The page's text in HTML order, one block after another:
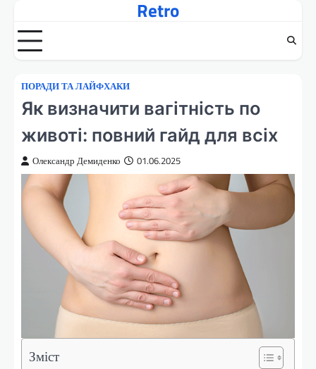
вмісту
Retro
ПОРАДИ ТА ЛАЙФХАКИ
Як визначити вагітність по
животі: повний гайд для всіх
Олександр Демиденко 01.06.2025
Зміст